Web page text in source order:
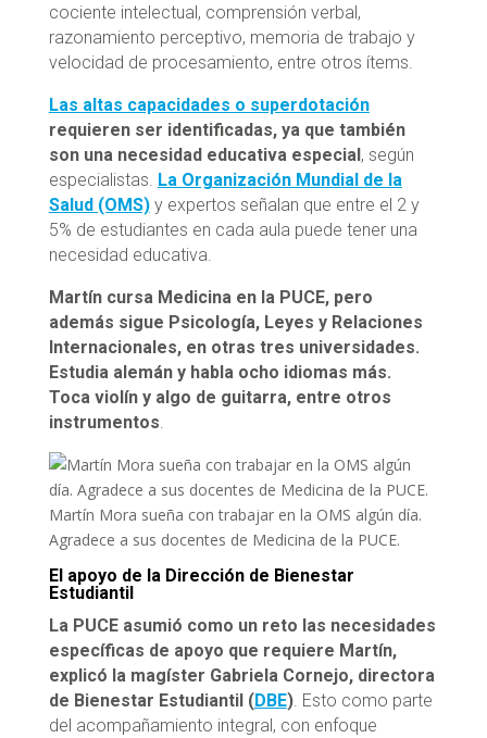
cociente intelectual, comprensión verbal,
razonamiento perceptivo, memoria de trabajo y
velocidad de procesamiento, entre otros ítems.
Las altas capacidades o superdotación
requieren ser identificadas, ya que también
son una necesidad educativa especial, según
especialistas. La Organización Mundial de la
Salud (OMS)y expertos señalan que entre el 2 y
5% de estudiantes en cada aula puede tener una
necesidad educativa.
Martín cursa Medicina en la PUCE, pero
además sigue Psicología, Leyes y Relaciones
Internacionales, en otras tres universidades.
Estudia alemán y habla ocho idiomas más.
Toca violín y algo de guitarra, entre otros
instrumentos
Martín Mora sueña con trabajar en la OMS algún día.
Agradece a sus docentes de Medicina de la PUCE.
El apoyo de la Dirección de Bienestar
Estudiantil
La PUCE asumió como un reto las necesidades
específicas de apoyo que requiere Martín,
explicó la magíster Gabriela Cornejo, directora
de Bienestar Estudiantil (DBE). Esto como parte
del acompañamiento integral, con enfoque